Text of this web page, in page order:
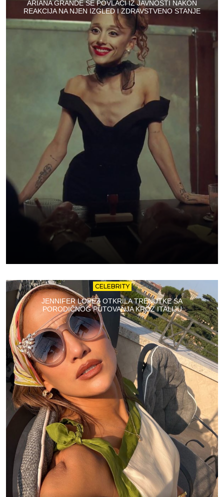
ARIANA GRANDE SE POVLAČI IZ JAVNOSTI NAKON
REAKCIJA NA NJEN IZGLED I ZDRAVSTVENO STANJE
CELEBRITY
JENNIFER LOPEZ OTKRILA TRENUTKE SA
PORODIČNOG PUTOVANJA KROZ ITALIJU